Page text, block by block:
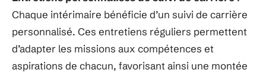
Chaque intérimaire bénéficie d’un suivi de carrière
personnalisé. Ces entretiens réguliers permettent
d’adapter les missions aux compétences et
aspirations de chacun, favorisant ainsi une montée